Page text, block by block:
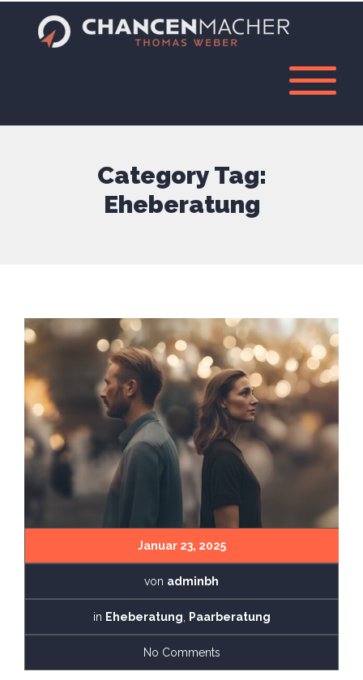
Category Tag:
Eheberatung
Januar 23, 2025
von adminbh
in Eheberatung Paarberatung
No Comments